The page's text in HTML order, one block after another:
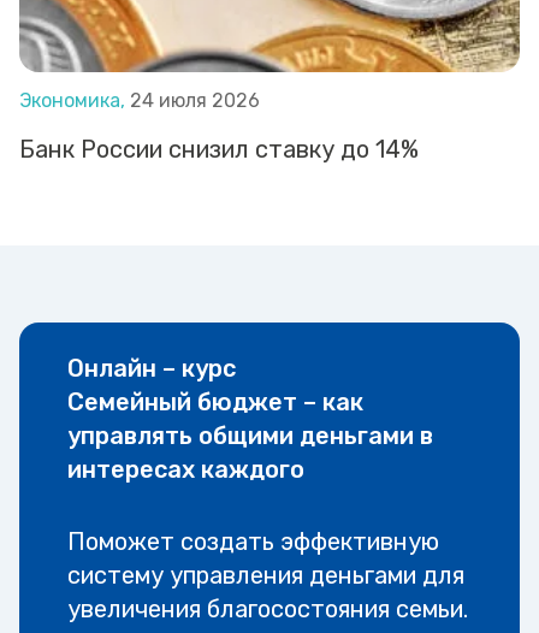
Экономика, 24 июля 2026
Банк России снизил ставку до 14%
Онлайн – курс
Семейный бюджет – как
управлять общими деньгами в
интересах каждого
Поможет создать эффективную
систему управления деньгами для
увеличения благосостояния семьи.